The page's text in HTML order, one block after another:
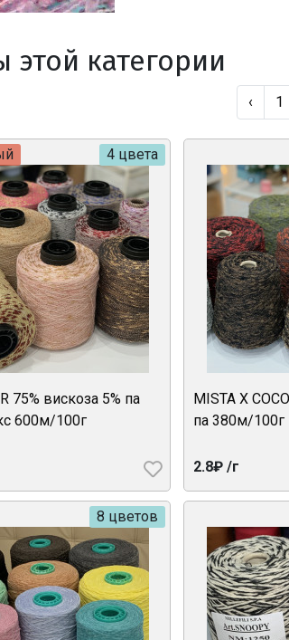
этой категории
‹ 1
75% вискоза 5% па
600м/100г
4 цвета
MISTA X
па 380м/100г
2.8₽ /г
8 цветов